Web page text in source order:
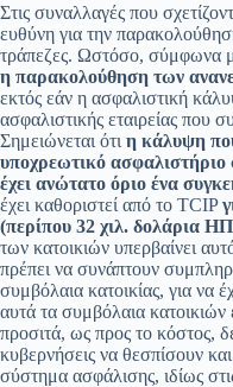
Στις συναλλαγές που
ευθύνη για την
τράπεζες. Ωστόσο, σύμφωνα
η παρακολούθηση των
εκτός εάν η ασφαλιστική
ασφαλιστικής εταιρείας που
Σημειώνεται ότι η κάλυψη
υποχρεωτικό
έχει ανώτατο όριο ένα
έχει καθοριστεί από το TCIP
(περίπου 32 χιλ. δολάρια
των κατοικιών υπερβαίνει
πρέπει να συνάπτουν
συμβόλαια κατοικίας, για
αυτά τα συμβόλαια κατοικιών
προσιτά, ως προς το κόστος,
κυβερνήσεις να θεσπίσουν
σύστημα ασφάλισης, ιδίως